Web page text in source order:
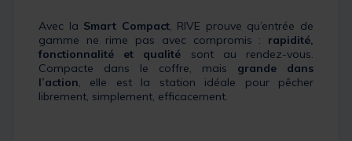
Avec la Smart Compact, RIVE prouve qu’entrée de
gamme ne rime pas avec compromis : rapidité,
fonctionnalité et qualité sont au rendez-vous.
Compacte dans le coffre, mais grande dans
l’action, elle est la station idéale pour pêcher
librement, simplement, efficacement.